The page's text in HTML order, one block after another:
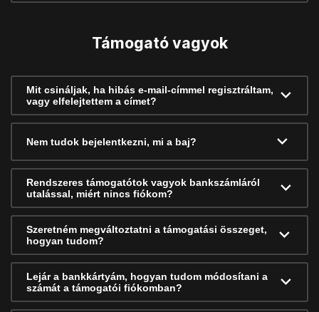
Támogató vagyok
Mit csináljak, ha hibás e-mail-címmel regisztráltam,
vagy elfelejtettem a címet?
Nem tudok bejelentkezni, mi a baj?
Rendszeres támogatótok vagyok bankszámláról
utalással, miért nincs fiókom?
Szeretném megváltoztatni a támogatási összeget,
hogyan tudom?
Lejár a bankkártyám, hogyan tudom módosítani a
számát a támogatói fiókomban?